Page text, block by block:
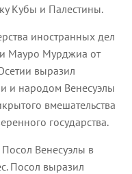
Кубы и Палестины.
иностранных дел
Мауро Мурджиа от
выразил
и народом Венесуэлы
вмешательства
государства.
Венесуэлы в
Посол выразил